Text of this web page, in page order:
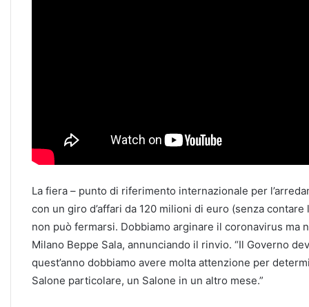
La fiera – punto di riferimento internazionale per
con un giro d’affari da 120 milioni di euro (senza
non può fermarsi. Dobbiamo arginare il coronavirus
Milano Beppe Sala, annunciando il rinvio. “Il Governo
quest’anno dobbiamo avere molta attenzione per
Salone particolare, un Salone in un altro mese.”